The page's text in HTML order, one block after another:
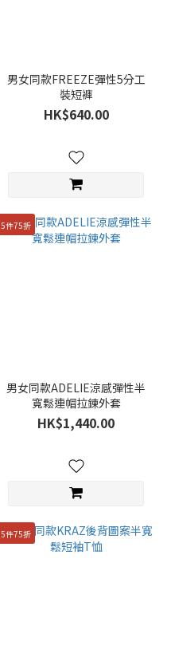
男女同款FREEZE彈性5分工
裝短褲
HK$640.00
5件75折
男女同款ADELIE涼感彈性半
寬鬆連帽拉鍊外套
HK$1,440.00
5件75折